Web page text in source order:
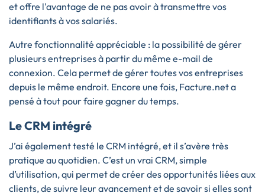
et offre l'avantage de ne pas avoir à transmettre vos
identifiants à vos salariés.
Autre fonctionnalité appréciable : la possibilité de gérer
plusieurs entreprises à partir du même e-mail de
connexion. Cela permet de gérer toutes vos entreprises
depuis le même endroit. Encore une fois, Facture.net a
pensé à tout pour faire gagner du temps.
Le CRM intégré
J’ai également testé le CRM intégré, et il s’avère très
pratique au quotidien. C’est un vrai CRM, simple
d’utilisation, qui permet de créer des opportunités liées aux
clients, de suivre leur avancement et de savoir si elles sont